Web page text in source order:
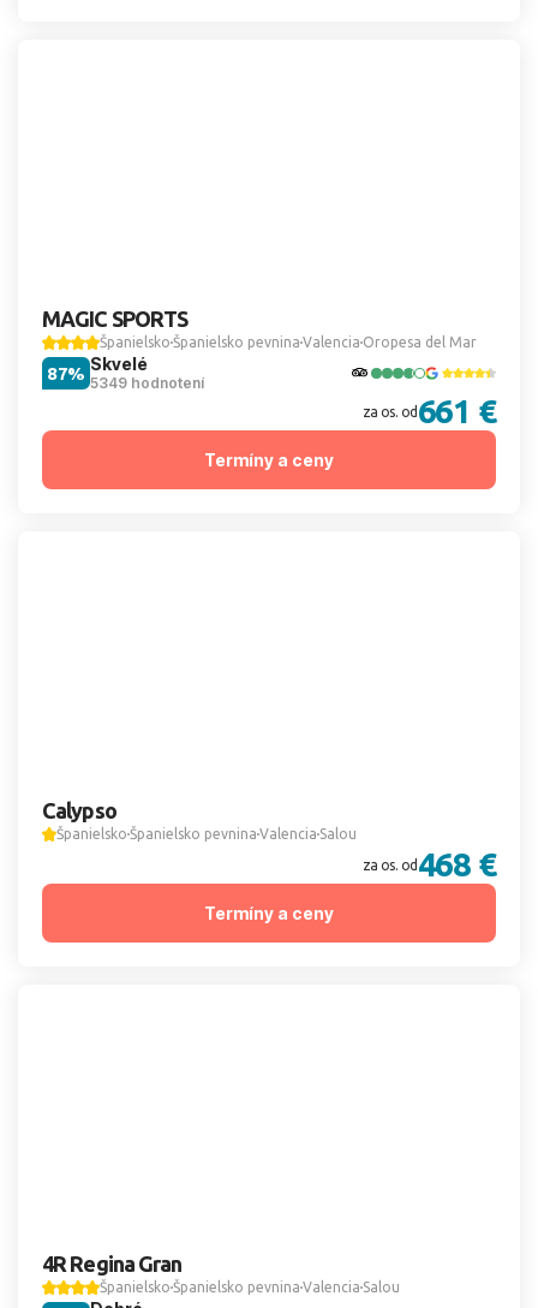
MAGIC SPORTS
Španielsko Španielsko pevnina Valencia Oropesa del Mar
Skvelé
5349 hodnotení
87%
za os. od 661 €
Termíny a ceny
Calypso
Španielsko Španielsko pevnina Valencia Salou
za os. od 468 €
Termíny a ceny
4R Regina Gran
Španielsko Španielsko pevnina Valencia Salou